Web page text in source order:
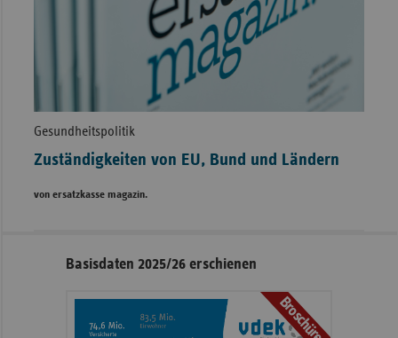
Gesundheitspolitik
Zuständigkeiten von EU, Bund und Ländern
von ersatzkasse magazin.
Seitennavigation
Seitenleiste
Informationen
Basisdaten 2025/26 erschienen
Broschüre